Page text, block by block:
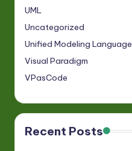
UML
Uncategorized
Unified Modeling Language
Visual Paradigm
VPasCode
Recent Posts